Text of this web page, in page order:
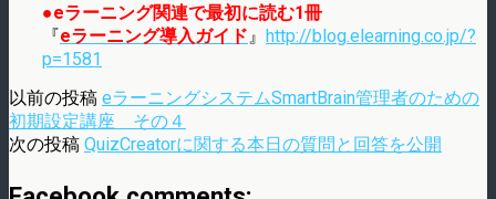
●eラーニング関連で最初に読む1冊
『eラーニング導入ガイド』 http://blog.elearning.co.jp/?
p=1581
以前の投稿 eラーニングシステムSmartBrain管理者のための
初期設定講座 その４
次の投稿 QuizCreatorに関する本日の質問と回答を公開